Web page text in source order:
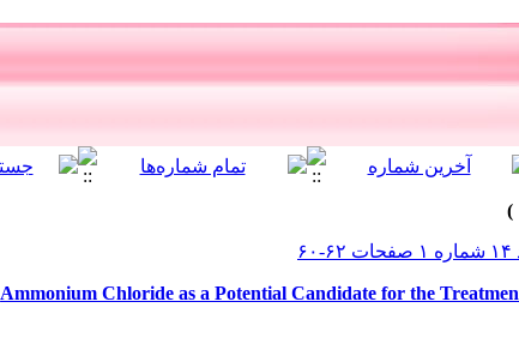
Ammonium Chloride as a Potential Candidate for the